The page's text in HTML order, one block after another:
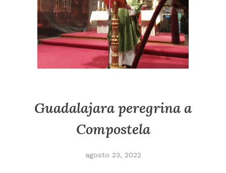
Guadalajara peregrina a
Compostela
agosto 23, 2022